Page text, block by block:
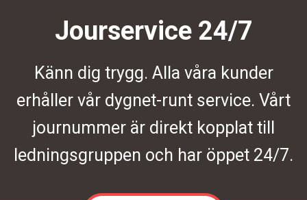
Jourservice 24/7
Känn dig trygg. Alla våra kunder
erhåller vår dygnet-runt service. Vårt
journummer är direkt kopplat till
ledningsgruppen och har öppet 24/7.